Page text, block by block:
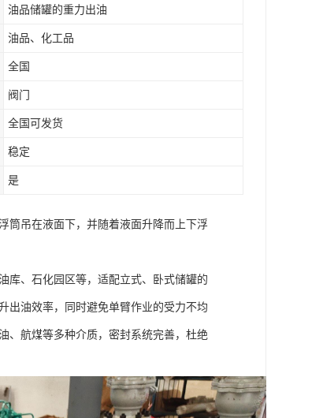
油品储罐的重力出油
油品、化工品
全国
阀门
全国可发货
稳定
是
筒吊在液面下，并随着液面升降而上下浮
库、石化园区等，适配立式、卧式储罐的
出油效率，同时避免单臂作业的受力不均
、航煤等多种介质，密封系统完善，杜绝